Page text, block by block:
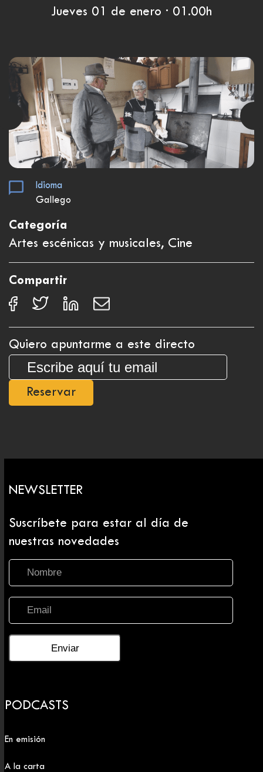
Jueves 01 de enero · 01.00h
Idioma
Gallego
Categoría
Artes escénicas y musicales, Cine
Compartir
Quiero apuntarme a este directo
Reservar
NEWSLETTER
Suscríbete para estar al día de
nuestras novedades
PODCASTS
En emisión
A la carta